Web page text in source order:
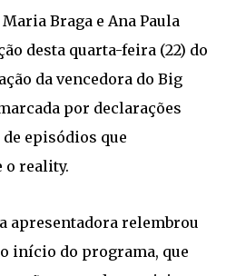
Braga e Ana Paula
desta quarta-feira (22) do
da vencedora do Big
por declarações
episódios que
reality.
apresentadora relembrou
início do programa, que